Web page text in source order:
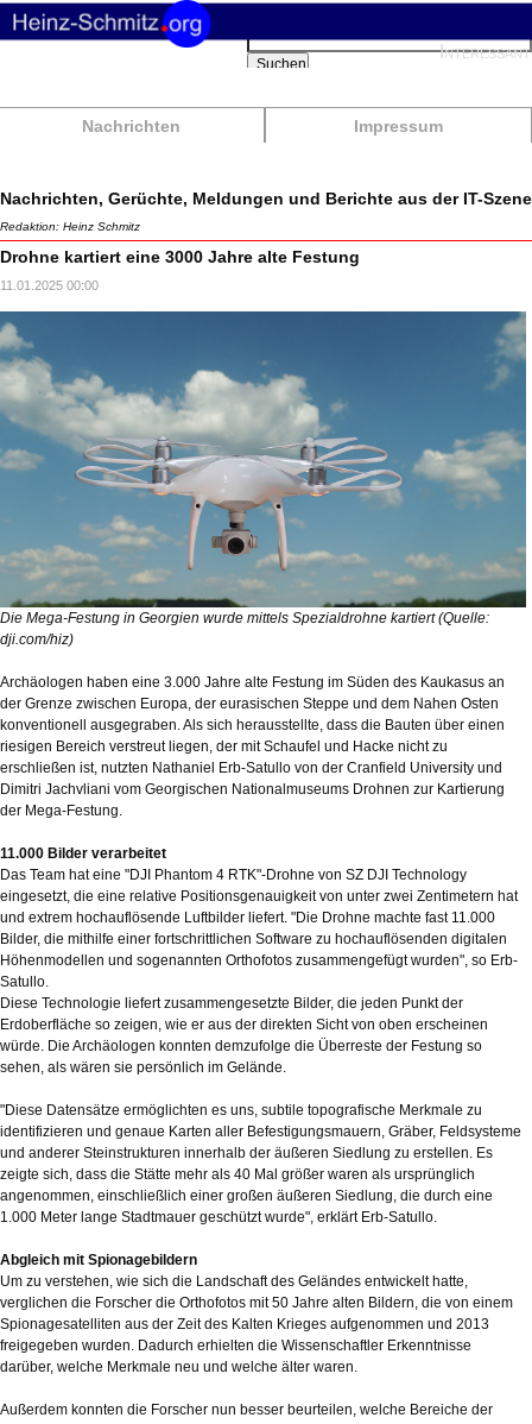
Nachrichten Impressum
Suchbegriffe
Suchen
Nachrichten, Gerüchte, Meldungen und Berichte aus der IT-Szene
Redaktion: Heinz Schmitz
Drohne kartiert eine 3000 Jahre alte Festung
11.01.2025 00:00
Die Mega-Festung in Georgien wurde mittels Spezialdrohne kartiert (Quelle:
dji.com/hiz)
Archäologen haben eine 3.000 Jahre alte Festung im Süden des Kaukasus an
der Grenze zwischen Europa, der eurasischen Steppe und dem Nahen Osten
konventionell ausgegraben. Als sich herausstellte, dass die Bauten über einen
riesigen Bereich verstreut liegen, der mit Schaufel und Hacke nicht zu
erschließen ist, nutzten Nathaniel Erb-Satullo von der Cranfield University und
Dimitri Jachvliani vom Georgischen Nationalmuseums Drohnen zur Kartierung
der Mega-Festung.
11.000 Bilder verarbeitet
Das Team hat eine "DJI Phantom 4 RTK"-Drohne von SZ DJI Technology
eingesetzt, die eine relative Positionsgenauigkeit von unter zwei Zentimetern hat
und extrem hochauflösende Luftbilder liefert. "Die Drohne machte fast 11.000
Bilder, die mithilfe einer fortschrittlichen Software zu hochauflösenden digitalen
Höhenmodellen und sogenannten Orthofotos zusammengefügt wurden", so Erb-
Satullo.
Diese Technologie liefert zusammengesetzte Bilder, die jeden Punkt der
Erdoberfläche so zeigen, wie er aus der direkten Sicht von oben erscheinen
würde. Die Archäologen konnten demzufolge die Überreste der Festung so
sehen, als wären sie persönlich im Gelände.
"Diese Datensätze ermöglichten es uns, subtile topografische Merkmale zu
identifizieren und genaue Karten aller Befestigungsmauern, Gräber, Feldsysteme
und anderer Steinstrukturen innerhalb der äußeren Siedlung zu erstellen. Es
zeigte sich, dass die Stätte mehr als 40 Mal größer waren als ursprünglich
angenommen, einschließlich einer großen äußeren Siedlung, die durch eine
1.000 Meter lange Stadtmauer geschützt wurde", erklärt Erb-Satullo.
Abgleich mit Spionagebildern
Um zu verstehen, wie sich die Landschaft des Geländes entwickelt hatte,
verglichen die Forscher die Orthofotos mit 50 Jahre alten Bildern, die von einem
Spionagesatelliten aus der Zeit des Kalten Krieges aufgenommen und 2013
freigegeben wurden. Dadurch erhielten die Wissenschaftler Erkenntnisse
darüber, welche Merkmale neu und welche älter waren.
Außerdem konnten die Forscher nun besser beurteilen, welche Bereiche der